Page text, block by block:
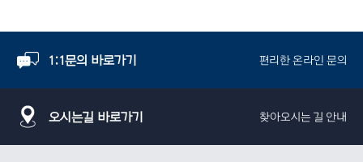
1:1문의 바로가기 편리한 온라인 문의
오시는길 바로가기 찾아오시는 길 안내